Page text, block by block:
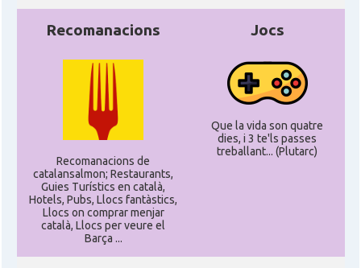
Recomanacions
Recomanacions de
catalansalmon; Restaurants,
Guies Turístics en català,
Hotels, Pubs, Llocs fantàstics,
Llocs on comprar menjar
català, Llocs per veure el
Barça ...
Jocs
Que la vida son quatre
dies, i 3 te'ls passes
treballant... (Plutarc)